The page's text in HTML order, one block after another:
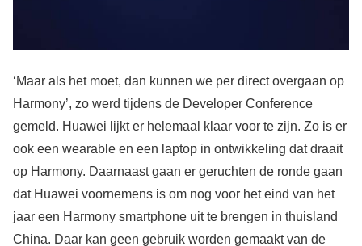
‘Maar als het moet, dan kunnen we per direct overgaan op
Harmony’, zo werd tijdens de Developer Conference
gemeld. Huawei lijkt er helemaal klaar voor te zijn. Zo is er
ook een wearable en een laptop in ontwikkeling dat draait
op Harmony. Daarnaast gaan er geruchten de ronde gaan
dat Huawei voornemens is om nog voor het eind van het
jaar een Harmony smartphone uit te brengen in thuisland
China. Daar kan geen gebruik worden gemaakt van de